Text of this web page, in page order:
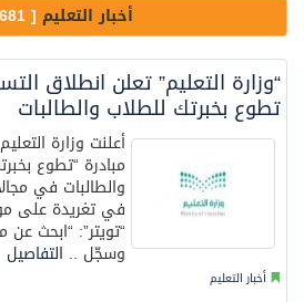
محافظ عفيف يؤدي صلاة عيد
أخبار التعليم [ 2681 ]
“وزارة التعليم” تعلن انطلاق
تطوع بخبرتك للطلاب والطالبات
أعلنت وزارة
مبادرة “تطوع
والطالبات في
في تغريدة على
“تويتر”: “ابحث عن
وسجّل .. التفاصيل
أخبار التعليم